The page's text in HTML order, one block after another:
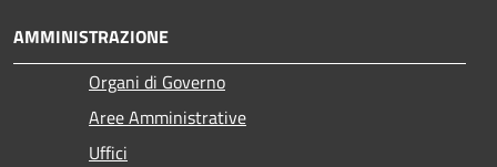
AMMINISTRAZIONE
Organi di Governo
Aree Amministrative
Uffici